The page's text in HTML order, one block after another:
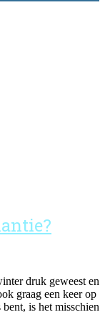
druk geweest en
graag een keer op
is het misschien